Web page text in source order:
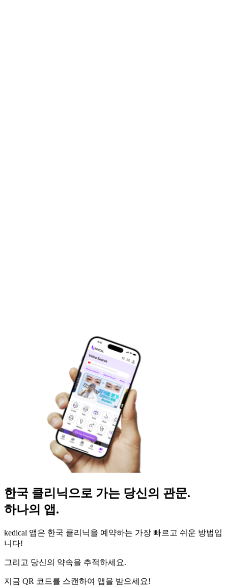
한국 클리닉으로 가는 당신의 관문.
하나의 앱.
kedical 앱은 한국 클리닉을 예약하는 가장 빠르고 쉬운 방법입
니다!
그리고 당신의 약속을 추적하세요.
지금 QR 코드를 스캔하여 앱을 받으세요!